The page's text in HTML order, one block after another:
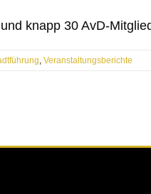
knapp 30 AvD-
, Veranstaltungsberichte